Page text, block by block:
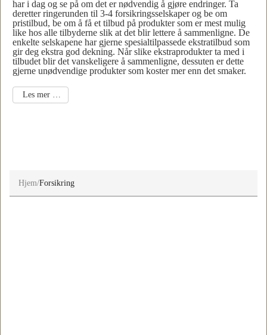
har i dag og se på om det er nødvendig å gjøre endringer. Ta
deretter ringerunden til 3-4 forsikringsselskaper og be om
pristilbud, be om å få et tilbud på produkter som er mest mulig
like hos alle tilbyderne slik at det blir lettere å sammenligne. De
enkelte selskapene har gjerne spesialtilpassede ekstratilbud som
gir deg ekstra god dekning. Når slike ekstraprodukter ta med i
tilbudet blir det vanskeligere å sammenligne, dessuten er dette
gjerne unødvendige produkter som koster mer enn det smaker.
Les mer …
Hjem Forsikring